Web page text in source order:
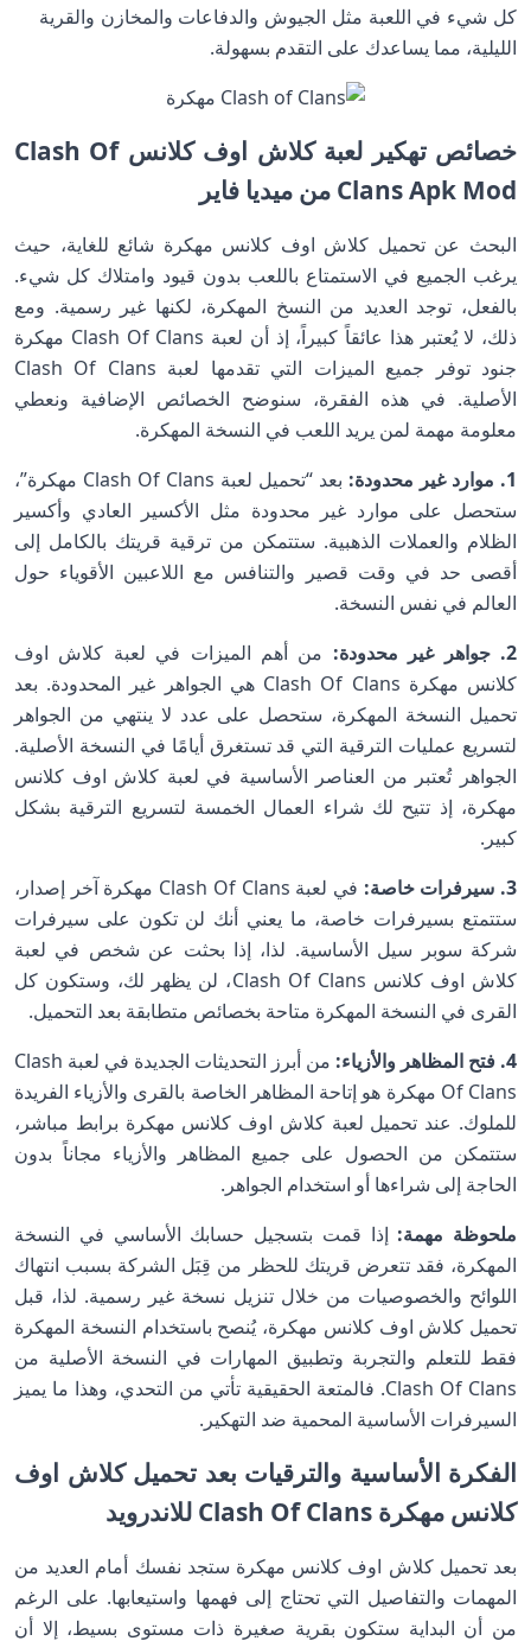
كل شيء في اللعبة مثل الجيوش والدفاعات والمخازن والقرية
الليلية، مما يساعدك على التقدم بسهولة.
خصائص تهكير لعبة كلاش اوف كلانس Clash Of
Clans Apk Mod من ميديا فاير
البحث عن تحميل كلاش اوف كلانس مهكرة شائع للغاية، حيث
يرغب الجميع في الاستمتاع باللعب بدون قيود وامتلاك كل شيء.
بالفعل، توجد العديد من النسخ المهكرة، لكنها غير رسمية. ومع
ذلك، لا يُعتبر هذا عائقاً كبيراً، إذ أن لعبة Clash Of Clans مهكرة
جنود توفر جميع الميزات التي تقدمها لعبة Clash Of Clans
الأصلية. في هذه الفقرة، سنوضح الخصائص الإضافية ونعطي
معلومة مهمة لمن يريد اللعب في النسخة المهكرة.
1. موارد غير محدودة:
بعد “تحميل لعبة Clash Of Clans مهكرة”،
ستحصل على موارد غير محدودة مثل الأكسير العادي وأكسير
الظلام والعملات الذهبية. ستتمكن من ترقية قريتك بالكامل إلى
أقصى حد في وقت قصير والتنافس مع اللاعبين الأقوياء حول
العالم في نفس النسخة.
2. جواهر غير محدودة:
من أهم الميزات في لعبة كلاش اوف
كلانس مهكرة Clash Of Clans هي الجواهر غير المحدودة. بعد
تحميل النسخة المهكرة، ستحصل على عدد لا ينتهي من الجواهر
لتسريع عمليات الترقية التي قد تستغرق أيامًا في النسخة الأصلية.
الجواهر تُعتبر من العناصر الأساسية في لعبة كلاش اوف كلانس
مهكرة، إذ تتيح لك شراء العمال الخمسة لتسريع الترقية بشكل
كبير.
3. سيرفرات خاصة:
في لعبة Clash Of Clans مهكرة آخر إصدار،
ستتمتع بسيرفرات خاصة، ما يعني أنك لن تكون على سيرفرات
شركة سوبر سيل الأساسية. لذا، إذا بحثت عن شخص في لعبة
كلاش اوف كلانس Clash Of Clans، لن يظهر لك، وستكون كل
القرى في النسخة المهكرة متاحة بخصائص متطابقة بعد التحميل.
4. فتح المظاهر والأزياء:
من أبرز التحديثات الجديدة في لعبة Clash
Of Clans مهكرة هو إتاحة المظاهر الخاصة بالقرى والأزياء الفريدة
للملوك. عند تحميل لعبة كلاش اوف كلانس مهكرة برابط مباشر،
ستتمكن من الحصول على جميع المظاهر والأزياء مجاناً بدون
الحاجة إلى شراءها أو استخدام الجواهر.
ملحوظة مهمة: إذا قمت بتسجيل حسابك الأساسي في النسخة
المهكرة، فقد تتعرض قريتك للحظر من قِبَل الشركة بسبب انتهاك
اللوائح والخصوصيات من خلال تنزيل نسخة غير رسمية. لذا، قبل
تحميل كلاش اوف كلانس مهكرة، يُنصح باستخدام النسخة المهكرة
فقط للتعلم والتجربة وتطبيق المهارات في النسخة الأصلية من
Clash Of Clans. فالمتعة الحقيقية تأتي من التحدي، وهذا ما يميز
السيرفرات الأساسية المحمية ضد التهكير.
الفكرة الأساسية والترقيات بعد تحميل كلاش اوف
كلانس مهكرة Clash Of Clans للاندرويد
بعد تحميل كلاش اوف كلانس مهكرة ستجد نفسك أمام العديد من
المهمات والتفاصيل التي تحتاج إلى فهمها واستيعابها. على الرغم
من أن البداية ستكون بقرية صغيرة ذات مستوى بسيط، إلا أن